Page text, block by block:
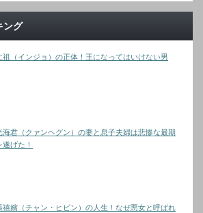
ング
祖（インジョ）の正体！王になってはいけない男
海君（クァンヘグン）の妻と息子夫婦は悲惨な最期
遂げた！
禧嬪（チャン・ヒビン）の人生！なぜ悪女と呼ばれ